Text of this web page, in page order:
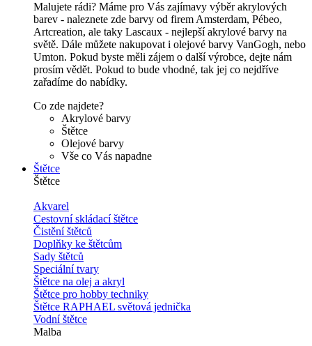
Malujete rádi? Máme pro Vás zajímavy výběr akrylových
barev - naleznete zde barvy od firem Amsterdam, Pébeo,
Artcreation, ale taky Lascaux - nejlepší akrylové barvy na
světě. Dále můžete nakupovat i olejové barvy VanGogh, nebo
Umton. Pokud byste měli zájem o další výrobce, dejte nám
prosím vědět. Pokud to bude vhodné, tak jej co nejdříve
zařadíme do nabídky.
Co zde najdete?
Akrylové barvy
Štětce
Olejové barvy
Vše co Vás napadne
Štětce
Štětce
Akvarel
Cestovní skládací štětce
Čistění štětců
Doplňky ke štětcům
Sady štětců
Speciální tvary
Štětce na olej a akryl
Štětce pro hobby techniky
Štětce RAPHAEL světová jednička
Vodní štětce
Malba